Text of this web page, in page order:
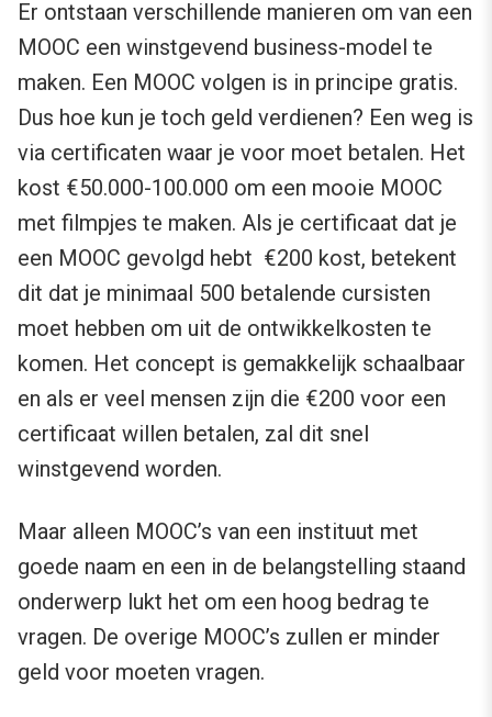
Er ontstaan verschillende manieren om van een
MOOC een winstgevend business-model te
maken. Een MOOC volgen is in principe gratis.
Dus hoe kun je toch geld verdienen? Een weg is
via certificaten waar je voor moet betalen. Het
kost €50.000-100.000 om een mooie MOOC
met filmpjes te maken. Als je certificaat dat je
een MOOC gevolgd hebt €200 kost, betekent
dit dat je minimaal 500 betalende cursisten
moet hebben om uit de ontwikkelkosten te
komen. Het concept is gemakkelijk schaalbaar
en als er veel mensen zijn die €200 voor een
certificaat willen betalen, zal dit snel
winstgevend worden.
Maar alleen MOOC’s van een instituut met
goede naam en een in de belangstelling staand
onderwerp lukt het om een hoog bedrag te
vragen. De overige MOOC’s zullen er minder
geld voor moeten vragen.